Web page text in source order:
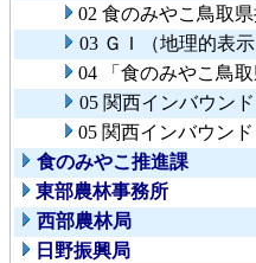
02 食のみやこ鳥取
03 ＧＩ（地理的表
04 「食のみやこ鳥
05 関西インバウン
05 関西インバウン
食のみやこ推進課
東部農林事務所
西部農林局
日野振興局